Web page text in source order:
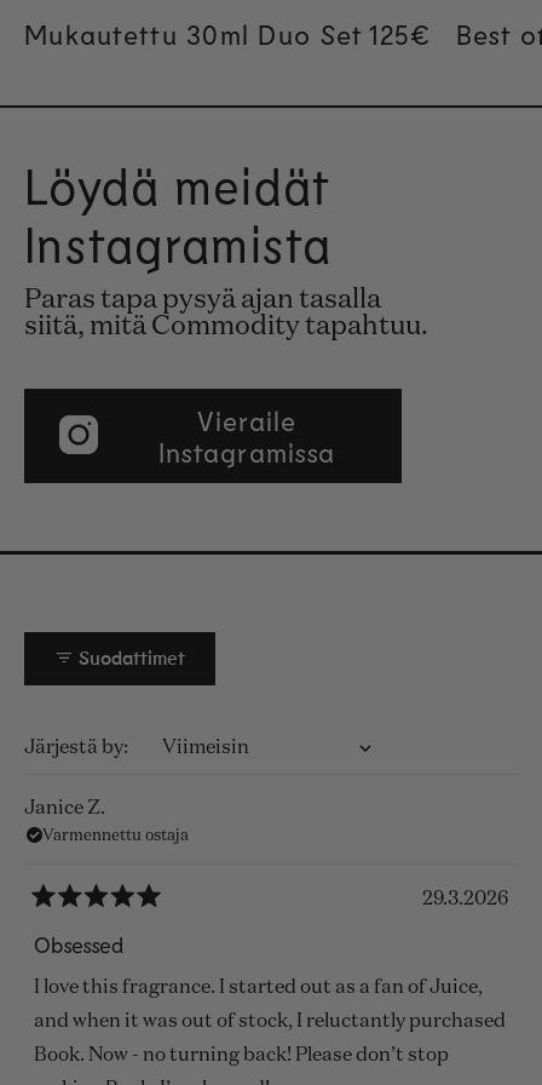
Mukautettu 30ml Duo Set Regular
125€ Best
Löydä meidät
Instagramista
Paras tapa pysyä ajan tasalla
siitä, mitä Commodity tapahtuu.
Vieraile
Instagramissa
Suodattimet
Järjestä
Janice Z.
Varmennettu ostaja
5
5
tähteä
29.3.2026
Obsessed
I love this fragrance. I started out as a fan of Juice,
and when it was out of stock, I reluctantly purchased
Book. Now - no turning back! Please don’t stop
Ladataan...